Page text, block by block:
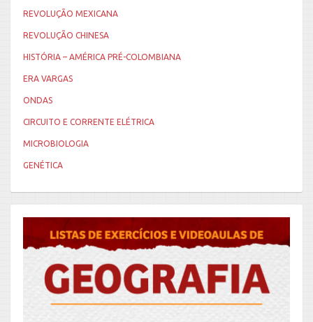
REVOLUÇÃO MEXICANA
REVOLUÇÃO CHINESA
HISTÓRIA – AMÉRICA PRÉ-COLOMBIANA
ERA VARGAS
ONDAS
CIRCUITO E CORRENTE ELÉTRICA
MICROBIOLOGIA
GENÉTICA